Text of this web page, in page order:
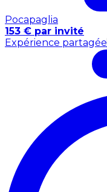
Pocapaglia
153 € par invité
Expérience partagée